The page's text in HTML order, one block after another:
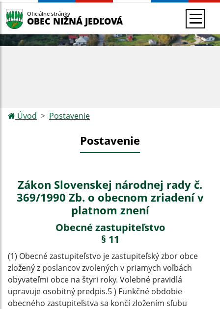
Oficiálne stránky
OBEC NIŽNÁ JEDĽOVÁ
Úvod Postavenie
Postavenie
Zákon Slovenskej národnej rady č.
369/1990 Zb. o obecnom zriadení v
platnom znení
Obecné zastupiteľstvo
§ 11
(1) Obecné zastupiteľstvo je zastupiteľský zbor obce
zložený z poslancov zvolených v priamych voľbách
obyvateľmi obce na štyri roky. Volebné pravidlá
upravuje osobitný predpis.5 ) Funkčné obdobie
obecného zastupiteľstva sa končí zložením sľubu